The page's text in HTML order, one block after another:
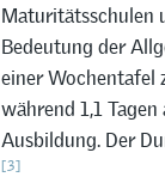
Maturitätsschulen
Bedeutung der
einer Wochentafel
während 1,1
Ausbildung. Der
[3]